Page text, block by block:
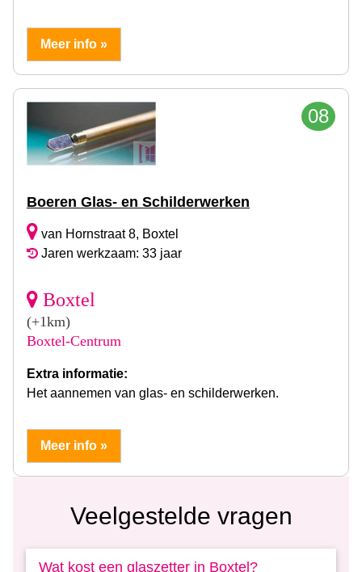
Meer info »
08
Boeren Glas- en Schilderwerken
van Hornstraat 8, Boxtel
Jaren werkzaam: 33 jaar
Boxtel
(+1km)
Boxtel-Centrum
Extra informatie:
Het aannemen van glas- en schilderwerken.
Meer info »
Veelgestelde vragen
Wat kost een glaszetter in Boxtel?